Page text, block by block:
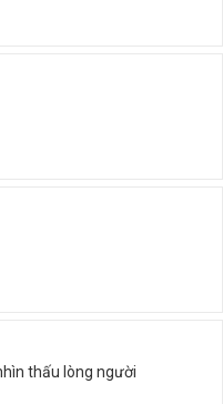
thấu lòng người